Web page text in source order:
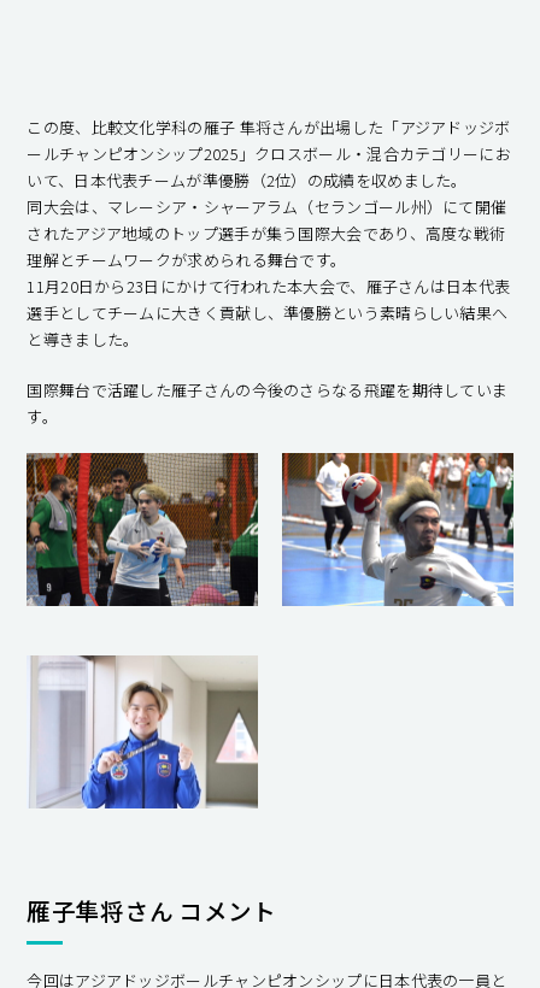
この度、比較文化学科の雁子 隼将さんが出場した「アジアドッジボ
ールチャンピオンシップ2025」クロスボール・混合カテゴリーにお
いて、日本代表チームが準優勝（2位）の成績を収めました。
同大会は、マレーシア・シャーアラム（セランゴール州）にて開催
されたアジア地域のトップ選手が集う国際大会であり、高度な戦術
理解とチームワークが求められる舞台です。
11月20日から23日にかけて行われた本大会で、雁子さんは日本代表
選手としてチームに大きく貢献し、準優勝という素晴らしい結果へ
と導きました。
国際舞台で活躍した雁子さんの今後のさらなる飛躍を期待していま
す。
雁子隼将さん コメント
今回はアジアドッジボールチャンピオンシップに日本代表の一員と